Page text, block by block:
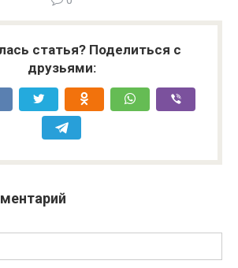
статья? Поделиться с
друзьями: